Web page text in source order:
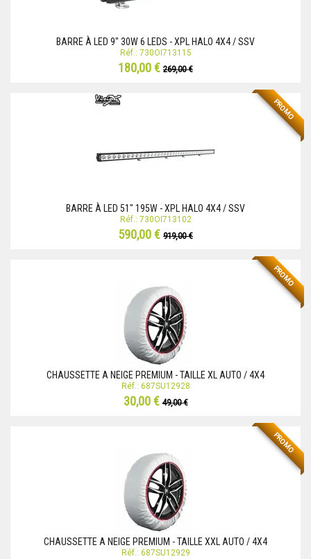
BARRE À LED 9" 30W 6 LEDS - XPL HALO 4X4 / SSV
Réf.: 730OI713115
180,00 € 269,00 €
PROMO
BARRE À LED 51" 195W - XPL HALO 4X4 / SSV
Réf.: 730OI713102
590,00 € 919,00 €
PROMO
CHAUSSETTE A NEIGE PREMIUM - TAILLE XL AUTO / 4X4
Réf.: 687SU12928
30,00 €49,00 €
PROMO
CHAUSSETTE A NEIGE PREMIUM - TAILLE XXL AUTO / 4X4
Réf.: 687SU12929